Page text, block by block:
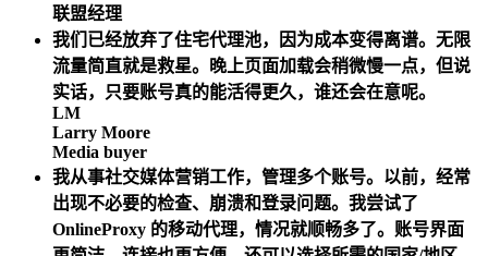
联盟经理
我们已经放弃了住宅代理池，因为成本变得离谱。无限
流量简直就是救星。晚上页面加载会稍微慢一点，但说
实话，只要账号真的能活得更久，谁还会在意呢。
LM
Larry Moore
Media buyer
我从事社交媒体营销工作，管理多个账号。以前，经常
出现不必要的检查、崩溃和登录问题。我尝试了
OnlineProxy 的移动代理，情况就顺畅多了。账号界面